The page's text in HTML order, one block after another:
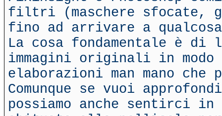
filtri (maschere sfocate,
fino ad arrivare a
La cosa fondamentale è di
immagini originali in modo
elaborazioni man mano
Comunque se vuoi
possiamo anche sentirci